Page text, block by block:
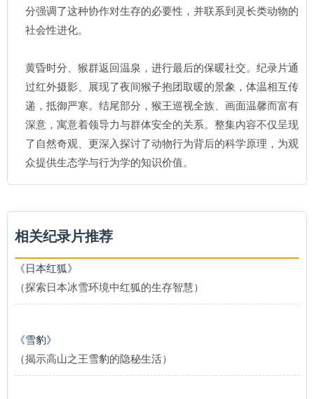
分强调了这种协作对生存的必要性，并联系到灵长类动物的
社会性进化。
黄昏时分、猴群返回温泉，进行最后的保暖社交。纪录片通
过红外摄影、展现了夜间猴子抱团取暖的景象，体温相互传
递，抵御严寒。结尾部分，猴王巡视全族、画面温馨而富有
深意，寓意着领导力与群体安全的关系。整集内容不仅呈现
了自然奇观、更深入探讨了动物行为背后的科学原理，为观
众提供生态学与行为学的知识价值。
相关纪录片推荐
《日本红狐》
（探索日本冰雪环境中红狐的生存智慧）
《雪豹》
（揭示高山之王雪豹的隐秘生活）